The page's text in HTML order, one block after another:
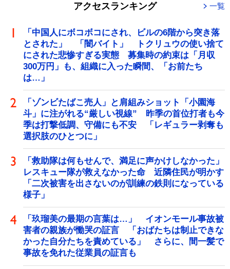
アクセスランキング 一覧
「中国人にボコボコにされ、ビルの6階から突き落
とされた」 「闇バイト」 トクリュウの使い捨て
にされた悲惨すぎる実態 募集時の約束は「月収
300万円」も、組織に入った瞬間、「お前たち
は…」
「ゾンビたばこ売人」と肩組みショット「小園海
斗」に注がれる“厳しい視線” 昨季の首位打者も今
季は打撃低調、守備にも不安 「レギュラー剥奪も
選択肢のひとつに」
「救助隊は何もせんで、満足に声かけしなかった」
レスキュー隊が救えなかった命 近隣住民が明かす
「二次被害を出さないのが訓練の鉄則になっている
様子」
「玖瑠美の最期の言葉は…」 イオンモール事故被
害者の親族が慟哭の証言 「おばたちは制止できな
かった自分たちを責めている」 さらに、間一髪で
事故を免れた従業員の証言も